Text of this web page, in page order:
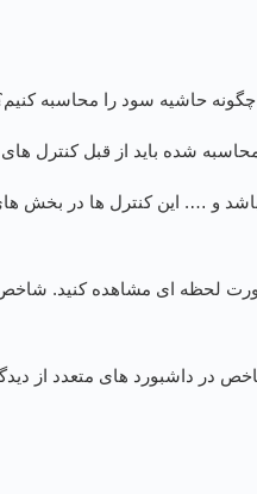
حاشیه سود را محاسبه
شده باید از قبل کنترل
و …. این کنترل ها در
لحظه ای مشاهده کنید.
در داشبورد های متعدد از